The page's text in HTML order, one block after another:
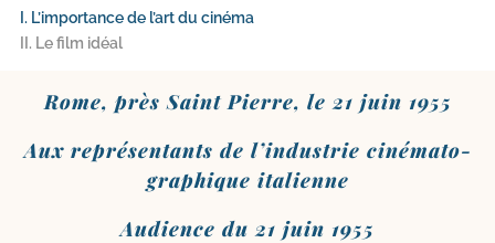
I. L’importance de l’art du cinéma
II. Le film idéal
Rome, près Saint Pierre, le 21 juin 1955
Aux repré­sen­tants de l’in­dus­trie ciné­ma­to­
gra­phique italienne
Audience du 21 juin 1955